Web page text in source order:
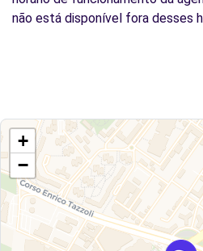
não está disponível fora desses
+
−